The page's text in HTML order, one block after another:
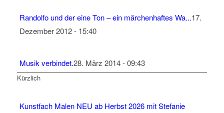
Randolfo und der eine Ton – ein märchenhaftes Wa...17.
Dezember 2012 - 15:40
Musik verbindet.28. März 2014 - 09:43
Kürzlich
Kunstfach Malen NEU ab Herbst 2026 mit Stefanie